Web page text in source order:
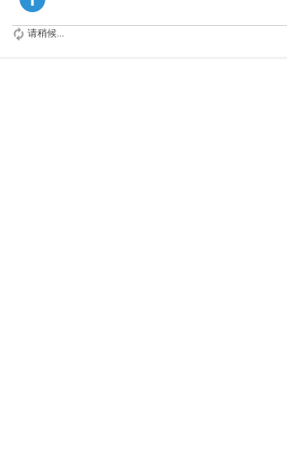
请稍候...